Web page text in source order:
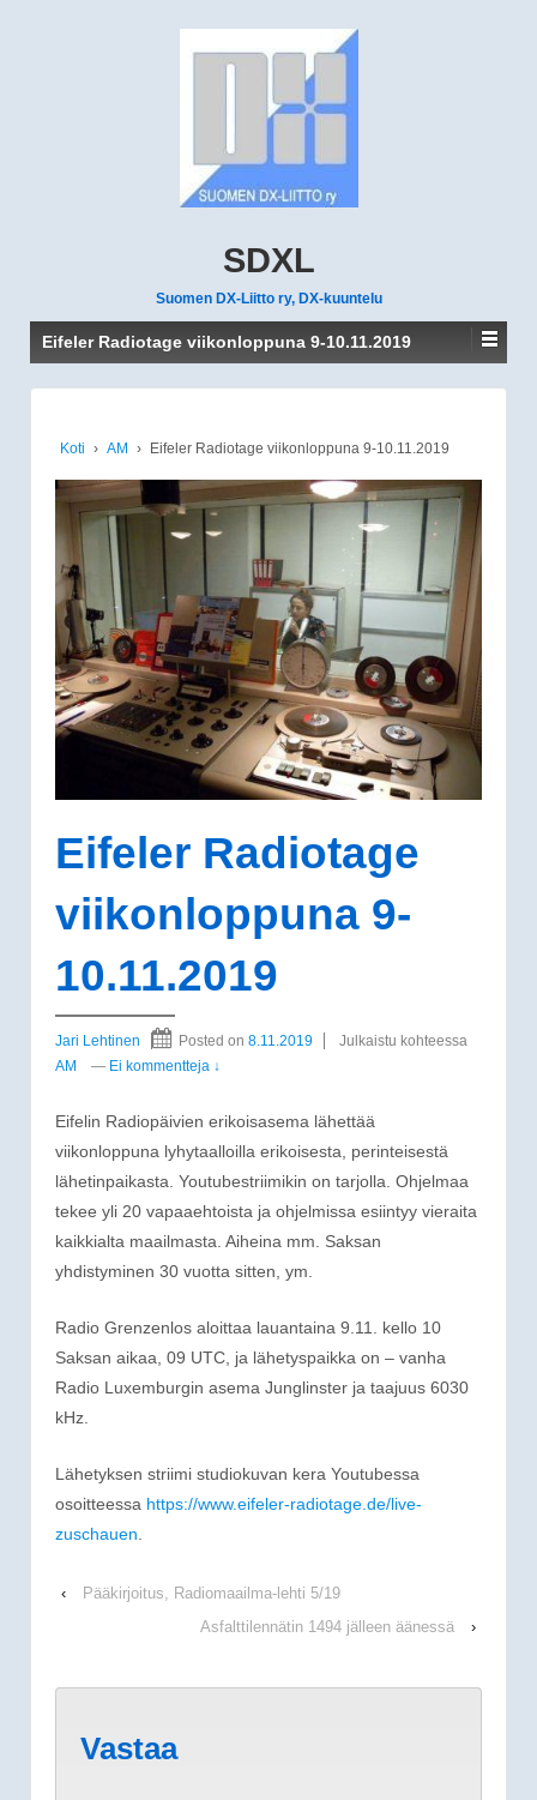
SDXL
Suomen DX-Liitto ry, DX-kuuntelu
Eifeler Radiotage viikonloppuna 9-10.11.2019
Koti › AM › Eifeler Radiotage viikonloppuna 9-10.11.2019
Eifeler Radiotage
viikonloppuna 9-
10.11.2019
Jari Lehtinen Posted on 8.11.2019
Julkaistu kohteessa
AM
— Ei kommentteja ↓
Eifelin Radiopäivien erikoisasema lähettää
viikonloppuna lyhytaalloilla erikoisesta, perinteisestä
lähetinpaikasta. Youtubestriimikin on tarjolla. Ohjelmaa
tekee yli 20 vapaaehtoista ja ohjelmissa esiintyy vieraita
kaikkialta maailmasta. Aiheina mm. Saksan
yhdistyminen 30 vuotta sitten, ym.
Radio Grenzenlos aloittaa lauantaina 9.11. kello 10
Saksan aikaa, 09 UTC, ja lähetyspaikka on – vanha
Radio Luxemburgin asema Junglinster ja taajuus 6030
kHz.
Lähetyksen striimi studiokuvan kera Youtubessa
osoitteessa https://www.eifeler-radiotage.de/live-
zuschauen.
‹
Pääkirjoitus, Radiomaailma-lehti 5/19
Asfalttilennätin 1494 jälleen äänessä
›
Vastaa